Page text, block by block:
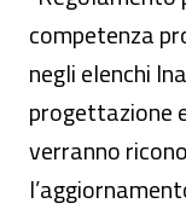
competenza
negli elenchi
progettazione
verranno